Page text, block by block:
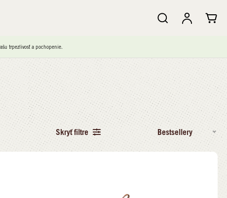
trpezlivosť a pochopenie.
Skryť filtre Bestsellery